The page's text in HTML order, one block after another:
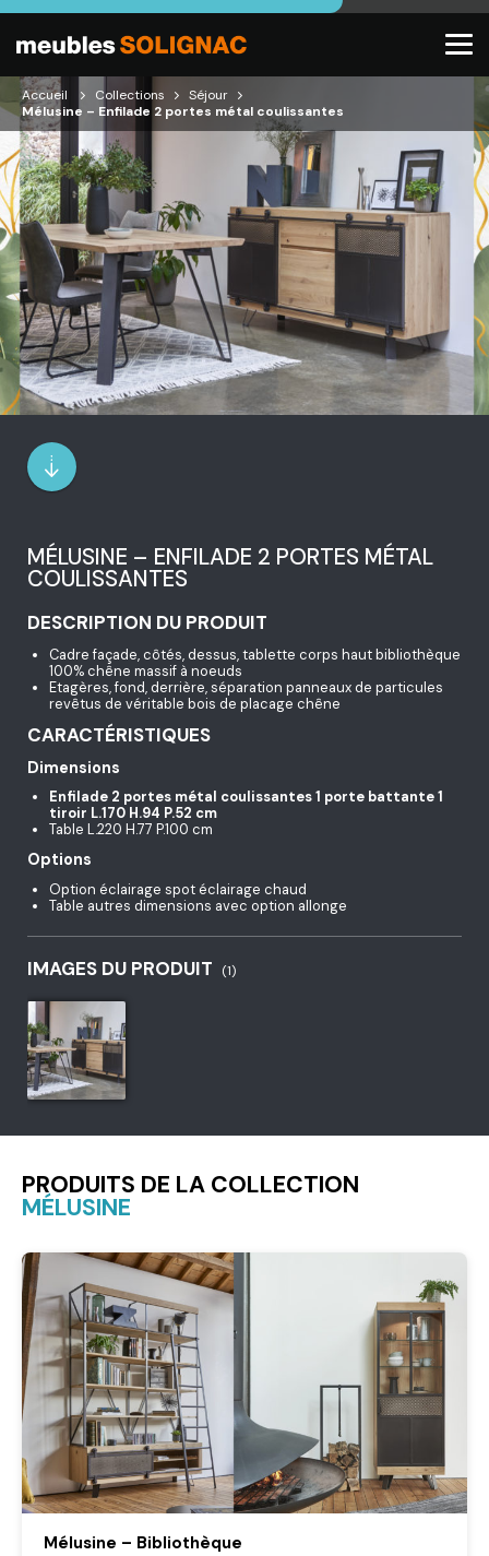
Accueil Collections
Séjour
Mélusine – Enfilade 2 portes métal coulissantes
MÉLUSINE – ENFILADE 2 PORTES MÉTAL
COULISSANTES
DESCRIPTION DU PRODUIT
Cadre façade, côtés, dessus, tablette corps haut bibliothèque
100% chêne massif à noeuds
Etagères, fond, derrière, séparation panneaux de particules
revêtus de véritable bois de placage chêne
CARACTÉRISTIQUES
Dimensions
Enfilade 2 portes métal coulissantes 1 porte battante 1
tiroir L.170 H.94 P.52 cm
Table L.220 H.77 P.100 cm
Options
Option éclairage spot éclairage chaud
Table autres dimensions avec option allonge
IMAGES DU PRODUIT (1)
PRODUITS DE LA COLLECTION
MÉLUSINE
Mélusine – Bibliothèque